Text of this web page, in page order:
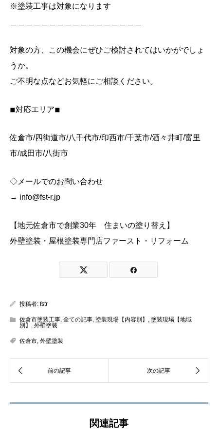
※塗装工事は対象になります
対象の方、この機会にぜひご検討されてはいかがでしょ
うか。
ご不明な点などお気軽にご相談ください。
◾︎対応エリア◾︎
佐倉市/四街道市/八千代市/印西市/千葉市/酒々井町/富里
市/成田市/八街市
◇メールでのお問い合わせ
→ info@fst-r.jp
【地元佐倉市で創業30年 住まいの塗り替え】
外壁塗装・屋根塗装専門店ファースト・リフォーム
投稿者: fstr
佐倉市塗装工事, 全ての記事, 塗装現場【内容別】 , 塗装現場【地域
別】 , 外壁塗装
佐倉市, 外壁塗装
関連記事